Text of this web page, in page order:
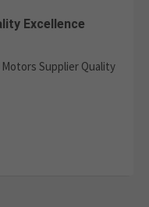
Excellence
Supplier Quality